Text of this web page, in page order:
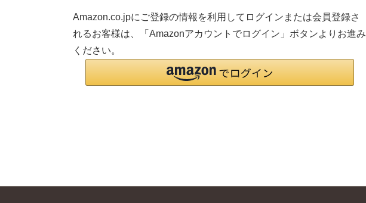
Amazon.co.jpにご登録の情報を利用してログインまたは会員登録さ
れるお客様は、「Amazonアカウントでログイン」ボタンよりお進み
ください。